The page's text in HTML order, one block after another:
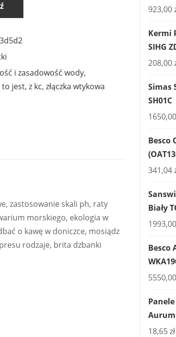
i zasadowość wody,
jest, z kc, złączka wtykowa
zastosowanie skali ph, raty
morskiego, ekologia w
o kawę w doniczce, mosiądz
rodzaje, brita dzbanki
923,00
Kermi
SIHG
208,00
Simas
SH01C
1650,00
Besco
341,04
Biały
1993,00
Besco
5550,00
Aurum
18,65zł